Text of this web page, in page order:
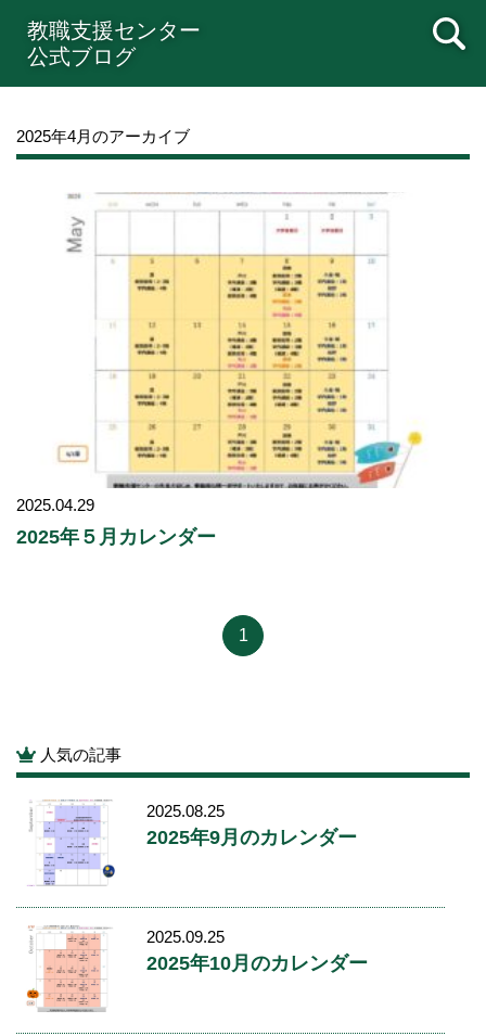
教職支援センター
公式ブログ
2025年4月のアーカイブ
2025.04.29
2025年５月カレンダー
1
人気の記事
2025.08.25
2025年9月のカレンダー
2025.09.25
2025年10月のカレンダー